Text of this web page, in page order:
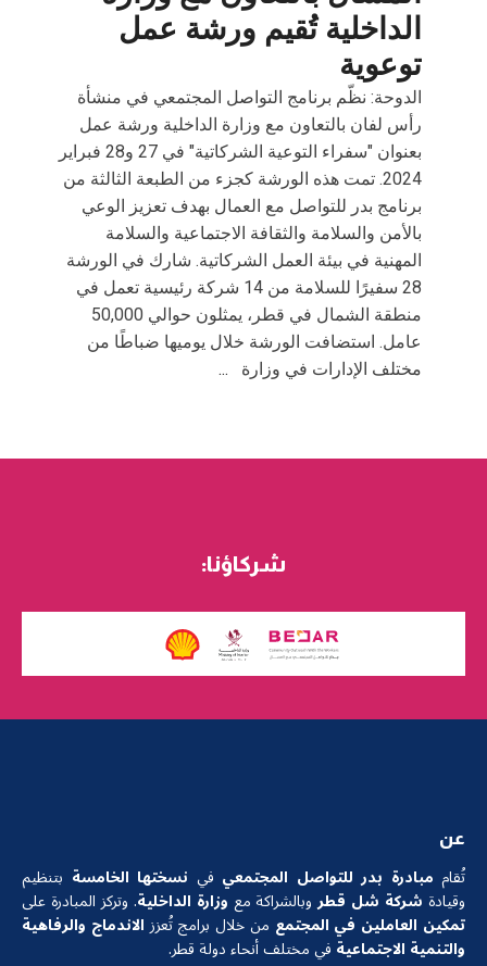
الداخلية تُقيم ورشة عمل
توعوية
الدوحة: نظّم برنامج التواصل المجتمعي في منشأة
رأس لفان بالتعاون مع وزارة الداخلية ورشة عمل
بعنوان "سفراء التوعية الشركاتية" في 27 و28 فبراير
2024. تمت هذه الورشة كجزء من الطبعة الثالثة من
برنامج بدر للتواصل مع العمال بهدف تعزيز الوعي
بالأمن والسلامة والثقافة الاجتماعية والسلامة
المهنية في بيئة العمل الشركاتية. شارك في الورشة
28 سفيرًا للسلامة من 14 شركة رئيسية تعمل في
منطقة الشمال في قطر، يمثلون حوالي 50,000
عامل. استضافت الورشة خلال يوميها ضباطًا من
مختلف الإدارات في وزارة ...
شركاؤنا:
عن
تُقام مبادرة بدر للتواصل المجتمعي في نسختها الخامسة بتنظيم
وقيادة شركة شل قطروبالشراكة مع وزارة الداخلية. وتركز المبادرة على
تمكين العاملين في المجتمع من خلال برامج تُعززالاندماج والرفاهية
والتنمية الاجتماعية في مختلف أنحاء دولة قطر.